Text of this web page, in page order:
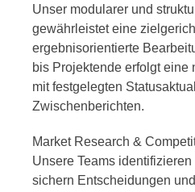
Unser modularer und
gewährleistet eine
ergebnisorientierte
bis Projektende erfolgt eine
mit festgelegten
Zwischenberichten.
Market Research &
Unsere Teams
sichern Entscheidungen